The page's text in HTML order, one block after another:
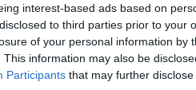
interest-based ads based on
to third parties prior to your
of your personal information by
This information may also be
Participants that may further
que produce dispositivos para
en unpaís neutraldurante los
XXI. Sin embargo, sus
pasando por Europa